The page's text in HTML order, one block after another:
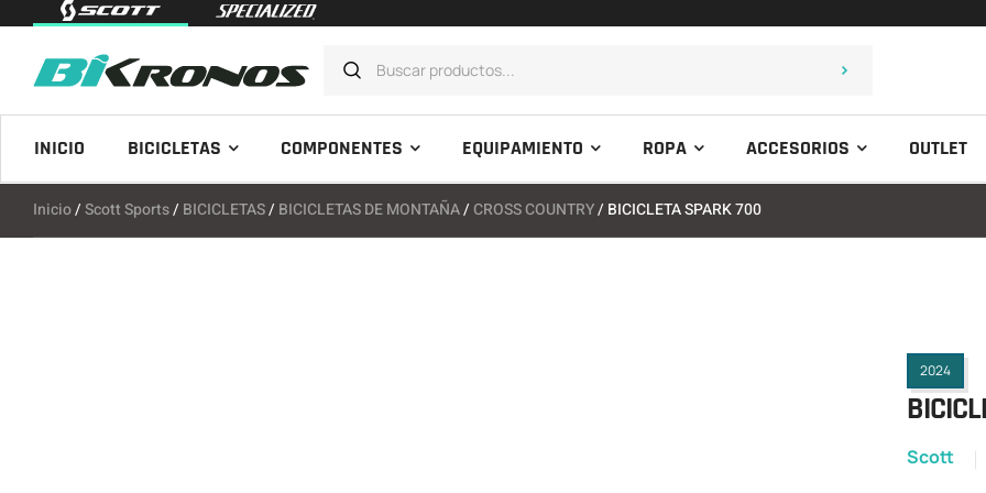
INICIO BICICLETAS COMPONENTES EQUIPAMIENTO ROPA ACCESORIOS OUTLET
Inicio/Scott Sports/ BICICLETAS/ BICICLETAS DE MONTAÑA/ CROSS COUNTRY/ BICICLETA SPARK 700
2024
Scott